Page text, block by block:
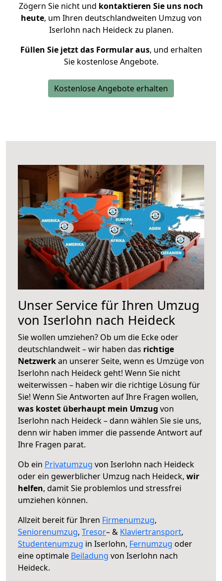
Zögern Sie nicht und kontaktieren Sie uns noch
heute, um Ihren deutschlandweiten Umzug von
Iserlohn nach Heideck zu planen.
Füllen Sie jetzt das Formular aus, und erhalten
Sie kostenlose Angebote.
Kostenlose Angebote erhalten
Unser Service für Ihren Umzug
von Iserlohn nach Heideck
Sie wollen umziehen? Ob um die Ecke oder
deutschlandweit – wir haben das richtige
Netzwerkan unserer Seite, wenn es Umzüge von
Iserlohn nach Heideck geht! Wenn Sie nicht
weiterwissen – haben wir die richtige Lösung für
Sie! Wenn Sie Antworten auf Ihre Fragen wollen,
was kostet überhaupt mein Umzug von
Iserlohn nach Heideck – dann wählen Sie sie uns,
denn wir haben immer die passende Antwort auf
Ihre Fragen parat.
Ob ein Privatumzug von Iserlohn nach Heideck
oder ein gewerblicher Umzug nach Heideck, wir
helfen, damit Sie problemlos und stressfrei
umziehen können.
Allzeit bereit für Ihren Firmenumzug,
Seniorenumzug, Tresor– & Klaviertransport,
Studentenumzug in Iserlohn, Fernumzug oder
eine optimale Beiladung von Iserlohn nach
Heideck.